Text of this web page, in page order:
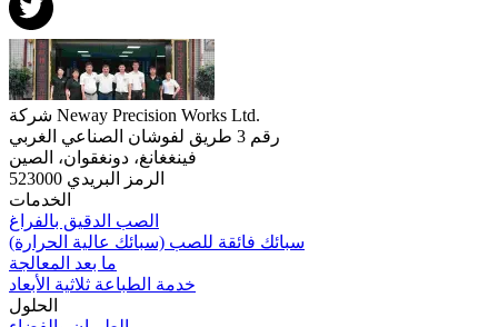
شركة Neway Precision Works Ltd.
رقم 3 طريق لفوشان الصناعي الغربي
فينغغانغ، دونغقوان، الصين
الرمز البريدي 523000
الخدمات
الصب الدقيق بالفراغ
سبائك فائقة للصب (سبائك عالية الحرارة)
ما بعد المعالجة
خدمة الطباعة ثلاثية الأبعاد
الحلول